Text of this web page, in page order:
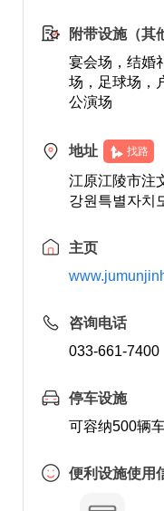
附带设施（其
宴会场，结婚
场，足球场，
公演场
地址 找路
江原江陵市注
강원특별자치
主页
咨询电话
033-661-7400
停车设施
可容纳500辆
便利设施使用